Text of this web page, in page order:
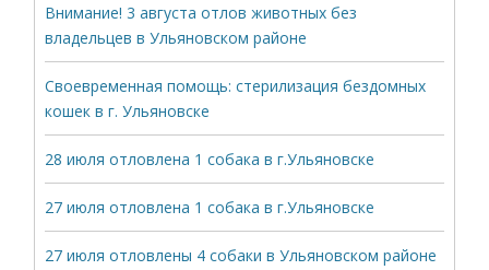
Внимание! 3 августа отлов животных без
владельцев в Ульяновском районе
Своевременная помощь: стерилизация бездомных
кошек в г. Ульяновске
28 июля отловлена 1 собака в г.Ульяновске
27 июля отловлена 1 собака в г.Ульяновске
27 июля отловлены 4 собаки в Ульяновском районе